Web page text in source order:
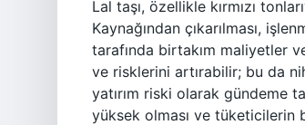
Lal taşı, özellikle kırmızı
Kaynağından çıkarılması,
tarafında birtakım maliyetler
ve risklerini artırabilir; bu da
yatırım riski olarak gündeme
yüksek olması ve tüketicilerin